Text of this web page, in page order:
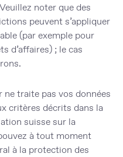
noter que des
peuvent s’appliquer
(par exemple pour
d’affaires) ; le cas
traite pas vos données
critères décrits dans la
suisse sur la
à tout moment
à la protection des